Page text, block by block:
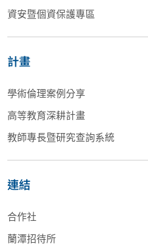
資安暨個資保護專區
計畫
學術倫理案例分享
高等教育深耕計畫
教師專長暨研究查詢系統
連結
合作社
蘭潭招待所